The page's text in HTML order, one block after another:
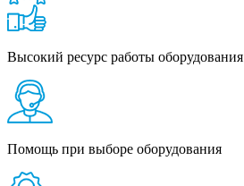
Высокий ресурс работы оборудования
Помощь при выборе оборудования